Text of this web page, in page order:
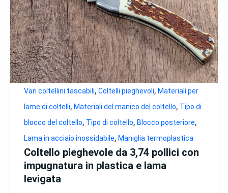
Vari coltellini tascabili, Coltelli pieghevoli, Materiali per
lame di coltelli, Materiali del manico del coltello, Tipo di
blocco del coltello, Tipo di coltello, Blocco posteriore,
Lama in acciaio inossidabile, Maniglia termoplastica
Coltello pieghevole da 3,74 pollici con
impugnatura in plastica e lama
levigata